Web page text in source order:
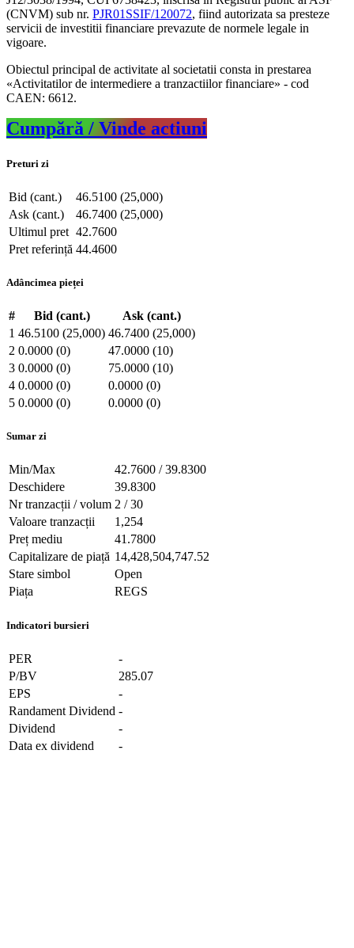
(CNVM) sub nr. PJR01SSIF/120072, fiind autorizata sa presteze
servicii de investitii financiare prevazute de normele legale in
vigoare.
Obiectul principal de activitate al societatii consta in prestarea
«Activitatilor de intermediere a tranzactiilor financiare» - cod
CAEN: 6612.
Cumpără / Vinde actiuni
Preturi zi
Bid (cant.)
46.5100 (25,000)
Ask (cant.)
46.7400 (25,000)
Ultimul pret 42.7600
Pret referință 44.4600
Adâncimea pieței
# Bid (cant.)
Ask (cant.)
1 46.5100 (25,000) 46.7400 (25,000)
2 0.0000 (0)
47.0000 (10)
3 0.0000 (0)
75.0000 (10)
4 0.0000 (0)
0.0000 (0)
5 0.0000 (0) 0.0000 (0)
Sumar zi
Min/Max
42.7600 / 39.8300
Deschidere
39.8300
Nr tranzacții / volum 2 / 30
Valoare tranzacții
1,254
Preț mediu
41.7800
Capitalizare de piață 14,428,504,747.52
Stare simbol
Open
Piața
REGS
Indicatori bursieri
PER
-
P/BV
285.07
EPS
-
Randament Dividend -
Dividend
-
Data ex dividend
-